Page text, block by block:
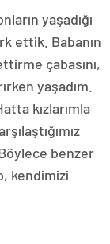
yaşadığı
ettik. Babanın
çabasını,
yaşadım.
kızlarımla
benzer
kendimizi